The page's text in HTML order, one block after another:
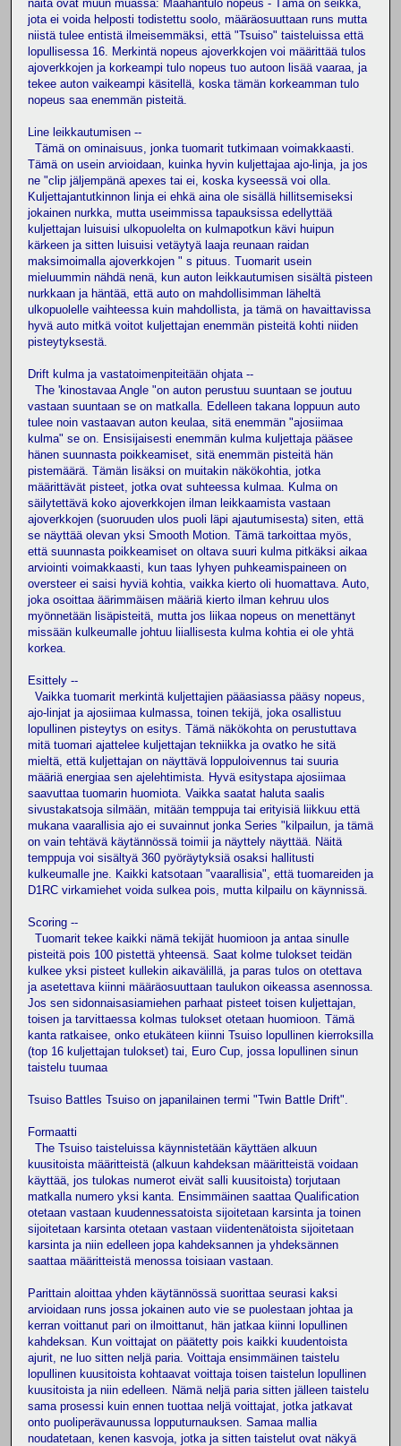
näitä ovat muun muassa: Maahantulo nopeus - Tämä on seikka,
jota ei voida helposti todistettu soolo, määräosuuttaan runs mutta
niistä tulee entistä ilmeisemmäksi, että "Tsuiso" taisteluissa että
lopullisessa 16. Merkintä nopeus ajoverkkojen voi määrittää tulos
ajoverkkojen ja korkeampi tulo nopeus tuo autoon lisää vaaraa, ja
tekee auton vaikeampi käsitellä, koska tämän korkeamman tulo
nopeus saa enemmän pisteitä.
Line leikkautumisen --
Tämä on ominaisuus, jonka tuomarit tutkimaan voimakkaasti.
Tämä on usein arvioidaan, kuinka hyvin kuljettajaa ajo-linja, ja jos
ne "clip jäljempänä apexes tai ei, koska kyseessä voi olla.
Kuljettajantutkinnon linja ei ehkä aina ole sisällä hillitsemiseksi
jokainen nurkka, mutta useimmissa tapauksissa edellyttää
kuljettajan luisuisi ulkopuolelta on kulmapotkun kävi huipun
kärkeen ja sitten luisuisi vetäytyä laaja reunaan raidan
maksimoimalla ajoverkkojen " s pituus. Tuomarit usein
mieluummin nähdä nenä, kun auton leikkautumisen sisältä pisteen
nurkkaan ja häntää, että auto on mahdollisimman läheltä
ulkopuolelle vaihteessa kuin mahdollista, ja tämä on havaittavissa
hyvä auto mitkä voitot kuljettajan enemmän pisteitä kohti niiden
pisteytyksestä.
Drift kulma ja vastatoimenpiteitään ohjata --
The 'kinostavaa Angle "on auton perustuu suuntaan se joutuu
vastaan suuntaan se on matkalla. Edelleen takana loppuun auto
tulee noin vastaavan auton keulaa, sitä enemmän "ajosiimaa
kulma" se on. Ensisijaisesti enemmän kulma kuljettaja pääsee
hänen suunnasta poikkeamiset, sitä enemmän pisteitä hän
pistemäärä. Tämän lisäksi on muitakin näkökohtia, jotka
määrittävät pisteet, jotka ovat suhteessa kulmaa. Kulma on
säilytettävä koko ajoverkkojen ilman leikkaamista vastaan
ajoverkkojen (suoruuden ulos puoli läpi ajautumisesta) siten, että
se näyttää olevan yksi Smooth Motion. Tämä tarkoittaa myös,
että suunnasta poikkeamiset on oltava suuri kulma pitkäksi aikaa
arviointi voimakkaasti, kun taas lyhyen puhkeamispaineen on
oversteer ei saisi hyviä kohtia, vaikka kierto oli huomattava. Auto,
joka osoittaa äärimmäisen määriä kierto ilman kehruu ulos
myönnetään lisäpisteitä, mutta jos liikaa nopeus on menettänyt
missään kulkeumalle johtuu liiallisesta kulma kohtia ei ole yhtä
korkea.
Esittely --
Vaikka tuomarit merkintä kuljettajien pääasiassa pääsy nopeus,
ajo-linjat ja ajosiimaa kulmassa, toinen tekijä, joka osallistuu
lopullinen pisteytys on esitys. Tämä näkökohta on perustuttava
mitä tuomari ajattelee kuljettajan tekniikka ja ovatko he sitä
mieltä, että kuljettajan on näyttävä loppuloivennus tai suuria
määriä energiaa sen ajelehtimista. Hyvä esitystapa ajosiimaa
saavuttaa tuomarin huomiota. Vaikka saatat haluta saalis
sivustakatsoja silmään, mitään temppuja tai erityisiä liikkuu että
mukana vaarallisia ajo ei suvainnut jonka Series "kilpailun, ja tämä
on vain tehtävä käytännössä toimii ja näyttely näyttää. Näitä
temppuja voi sisältyä 360 pyöräytyksiä osaksi hallitusti
kulkeumalle jne. Kaikki katsotaan "vaarallisia", että tuomareiden ja
D1RC virkamiehet voida sulkea pois, mutta kilpailu on käynnissä.
Scoring --
Tuomarit tekee kaikki nämä tekijät huomioon ja antaa sinulle
pisteitä pois 100 pistettä yhteensä. Saat kolme tulokset teidän
kulkee yksi pisteet kullekin aikavälillä, ja paras tulos on otettava
ja asetettava kiinni määräosuuttaan taulukon oikeassa asennossa.
Jos sen sidonnaisasiamiehen parhaat pisteet toisen kuljettajan,
toisen ja tarvittaessa kolmas tulokset otetaan huomioon. Tämä
kanta ratkaisee, onko etukäteen kiinni Tsuiso lopullinen kierroksilla
(top 16 kuljettajan tulokset) tai, Euro Cup, jossa lopullinen sinun
taistelu tuumaa
Tsuiso Battles Tsuiso on japanilainen termi "Twin Battle Drift".
Formaatti
The Tsuiso taisteluissa käynnistetään käyttäen alkuun
kuusitoista määritteistä (alkuun kahdeksan määritteistä voidaan
käyttää, jos tulokas numerot eivät salli kuusitoista) torjutaan
matkalla numero yksi kanta. Ensimmäinen saattaa Qualification
otetaan vastaan kuudennessatoista sijoitetaan karsinta ja toinen
sijoitetaan karsinta otetaan vastaan viidentenätoista sijoitetaan
karsinta ja niin edelleen jopa kahdeksannen ja yhdeksännen
saattaa määritteistä menossa toisiaan vastaan.
Parittain aloittaa yhden käytännössä suorittaa seurasi kaksi
arvioidaan runs jossa jokainen auto vie se puolestaan johtaa ja
kerran voittanut pari on ilmoittanut, hän jatkaa kiinni lopullinen
kahdeksan. Kun voittajat on päätetty pois kaikki kuudentoista
ajurit, ne luo sitten neljä paria. Voittaja ensimmäinen taistelu
lopullinen kuusitoista kohtaavat voittaja toisen taistelun lopullinen
kuusitoista ja niin edelleen. Nämä neljä paria sitten jälleen taistelu
sama prosessi kuin ennen tuottaa neljä voittajat, jotka jatkavat
onto puoliperävaunussa lopputurnauksen. Samaa mallia
noudatetaan, kenen kasvoja, jotka ja sitten taistelut ovat näkyä